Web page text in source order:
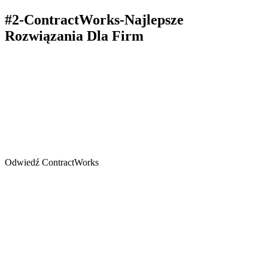
#2-ContractWorks-Najlepsze
Rozwiązania Dla Firm
Odwiedź ContractWorks